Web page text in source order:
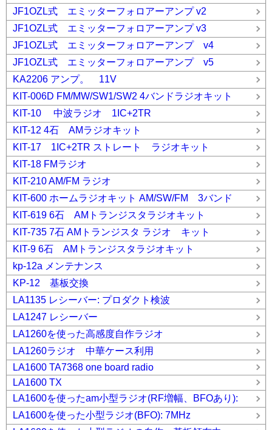
JF1OZL式 エミッターフォロアーアンプ v2
JF1OZL式 エミッターフォロアーアンプ v3
JF1OZL式 エミッターフォロアーアンプ v4
JF1OZL式 エミッターフォロアーアンプ v5
KA2206 アンプ。 11V
KIT-006D FM/MW/SW1/SW2 4バンドラジオキット
KIT-10 中波ラジオ 1IC+2TR
KIT-12 4石 AMラジオキット
KIT-17 1IC+2TR ストレート ラジオキット
KIT-18 FMラジオ
KIT-210 AM/FM ラジオ
KIT-600 ホームラジオキット AM/SW/FM 3バンド
KIT-619 6石 AMトランジスタラジオキット
KIT-735 7石 AMトランジスタ ラジオ キット
KIT-9 6石 AMトランジスタラジオキット
kp-12a メンテナンス
KP-12 基板交換
LA1135 レシーバー: プロダクト検波
LA1247 レシーバー
LA1260を使った高感度自作ラジオ
LA1260ラジオ 中華ケース利用
LA1600 TA7368 one board radio
LA1600 TX
LA1600を使ったam小型ラジオ(RF増幅、BFOあり):
LA1600を使った小型ラジオ(BFO): 7MHz